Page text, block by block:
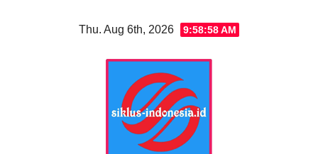
Thu. Aug 6th, 2026 9:58:59 AM